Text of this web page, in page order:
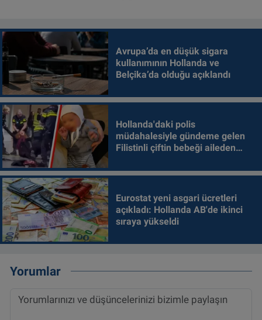
Avrupa’da en düşük sigara
kullanımının Hollanda ve
Belçika’da olduğu açıklandı
Hollanda'daki polis
müdahalesiyle gündeme gelen
Filistinli çiftin bebeği aileden
Eurostat yeni asgari ücretleri
açıkladı: Hollanda AB'de ikinci
sıraya yükseldi
Yorumlar